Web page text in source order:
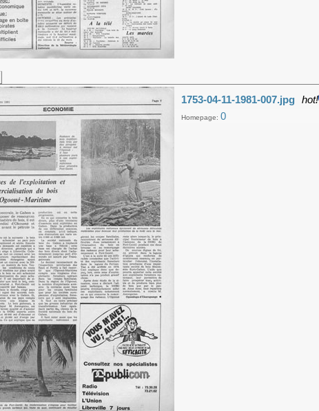
1753-04-11-1981-007.jpg hot!
Homepage: 0